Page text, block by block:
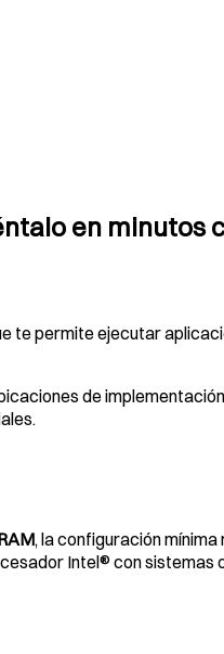
en minutos
te permite ejecutar
de
, la configuración
Intel® con